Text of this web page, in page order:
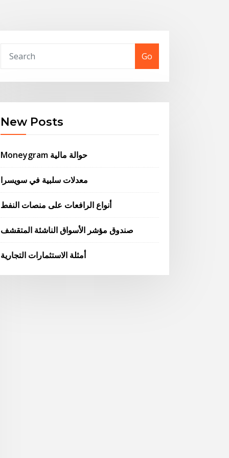
Go
New Posts
Moneygram حوالة مالية
معدلات سلبية في سويسرا
أنواع الرافعات على منصات النفط
صندوق مؤشر الأسواق الناشئة المتقشف
أمثلة الاستثمارات التجارية